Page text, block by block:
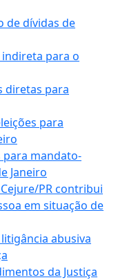
de dívidas de
para o
diretas para
para
para mandato-
Janeiro
PR contribui
em situação de
abusiva
da Justiça